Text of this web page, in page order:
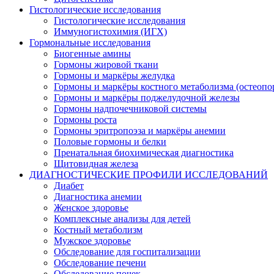
Гистологические исследования
Гистологические исследования
Иммуногистохимия (ИГХ)
Гормональные исследования
Биогенные амины
Гормоны жировой ткани
Гормоны и маркёры желудка
Гормоны и маркёры костного метаболизма
Гормоны и маркёры поджелудочной железы
Гормоны надпочечниковой системы
Гормоны роста
Гормоны эритропоэза и маркёры анемии
Половые гормоны и белки
Пренатальная биохимическая диагностика
Щитовидная железа
ДИАГНОСТИЧЕСКИЕ ПРОФИЛИ ИССЛЕДОВАНИЙ
Диабет
Диагностика анемии
Женское здоровье
Комплексные анализы для детей
Костный метаболизм
Мужское здоровье
Обследование для госпитализации
Обследование печени